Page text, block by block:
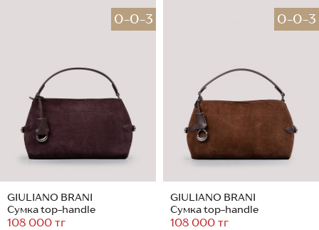
0-0-3
GIULIANO BRANI
Сумка top-handle
108 000 тг
0-0-3
GIULIANO BRANI
Сумка top-handle
108 000 тг